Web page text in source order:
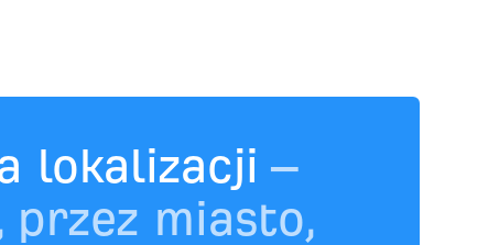
lokalizacji –
przez miasto,